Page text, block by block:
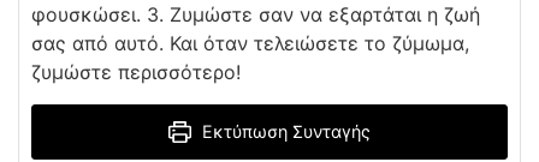
φουσκώσει. 3. Ζυμώστε σαν να εξαρτάται η ζωή
σας από αυτό. Και όταν τελειώσετε το ζύμωμα,
ζυμώστε περισσότερο!
Εκτύπωση Συνταγής